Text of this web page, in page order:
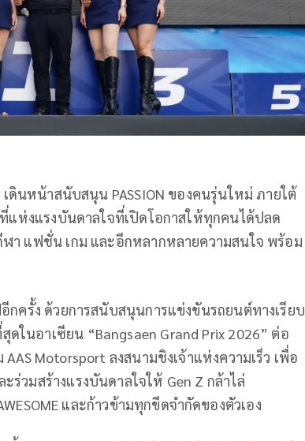
เดินหน้าสนับสนุน PASSION ของคนรุ่นใหม่ ภายใต้
แห่งแรงบันดาลใจที่เปิดโอกาสให้ทุกคนได้ปลด
า แฟชั่น เกม และอีกหลากหลายความสนใจ พร้อม
ครั้ง ด้วยการสนับสนุนการแข่งขันรถยนต์ทางเรียบ
ดในอาเซียน “Bangsaen Grand Prix 2026” ต่อ
AAS Motorsport ลงสนามชิงเจ้าแห่งความเร็ว เพื่อ
ร่วมสร้างแรงบันดาลใจให้ Gen Z กล้าไล่
และก้าวข้ามทุกขีดจำกัดของตัวเอง